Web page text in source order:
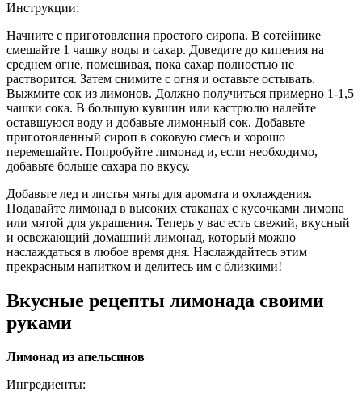
Инструкции:
Начните с приготовления простого сиропа. В сотейнике
смешайте 1 чашку воды и сахар. Доведите до кипения на
среднем огне, помешивая, пока сахар полностью не
растворится. Затем снимите с огня и оставьте остывать.
Выжмите сок из лимонов. Должно получиться примерно 1-1,5
чашки сока. В большую кувшин или кастрюлю налейте
оставшуюся воду и добавьте лимонный сок. Добавьте
приготовленный сироп в соковую смесь и хорошо
перемешайте. Попробуйте лимонад и, если необходимо,
добавьте больше сахара по вкусу.
Добавьте лед и листья мяты для аромата и охлаждения.
Подавайте лимонад в высоких стаканах с кусочками лимона
или мятой для украшения. Теперь у вас есть свежий, вкусный
и освежающий домашний лимонад, который можно
наслаждаться в любое время дня. Наслаждайтесь этим
прекрасным напитком и делитесь им с близкими!
Вкусные рецепты лимонада своими
руками
Лимонад из апельсинов
Ингредиенты: